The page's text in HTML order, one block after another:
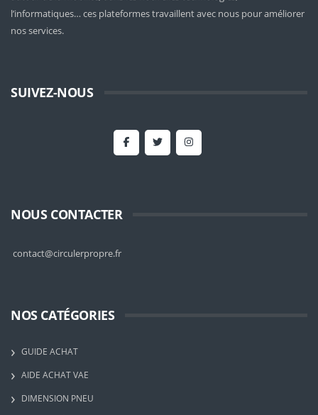
l’informatiques… ces plateformes travaillent avec nous pour améliorer
nos services.
SUIVEZ-NOUS
NOUS CONTACTER
contact@circulerpropre.fr
NOS CATÉGORIES
GUIDE ACHAT
AIDE ACHAT VAE
DIMENSION PNEU